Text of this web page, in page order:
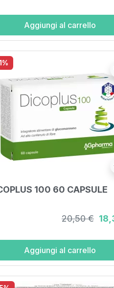
Aggiungi al carrello
100 60 CAPSULE
20,50 €
Aggiungi al carrello